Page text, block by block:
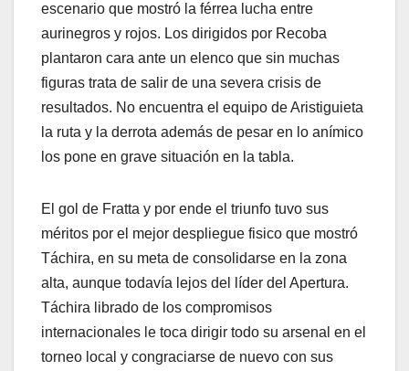
escenario que mostró la férrea lucha entre
aurinegros y rojos. Los dirigidos por Recoba
plantaron cara ante un elenco que sin muchas
figuras trata de salir de una severa crisis de
resultados. No encuentra el equipo de Aristiguieta
la ruta y la derrota además de pesar en lo anímico
los pone en grave situación en la tabla.
El gol de Fratta y por ende el triunfo tuvo sus
méritos por el mejor despliegue fisico que mostró
Táchira, en su meta de consolidarse en la zona
alta, aunque todavía lejos del líder del Apertura.
Táchira librado de los compromisos
internacionales le toca dirigir todo su arsenal en el
torneo local y congraciarse de nuevo con sus